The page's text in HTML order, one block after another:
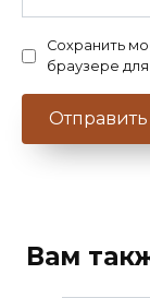
Сохранить
браузере
Вам